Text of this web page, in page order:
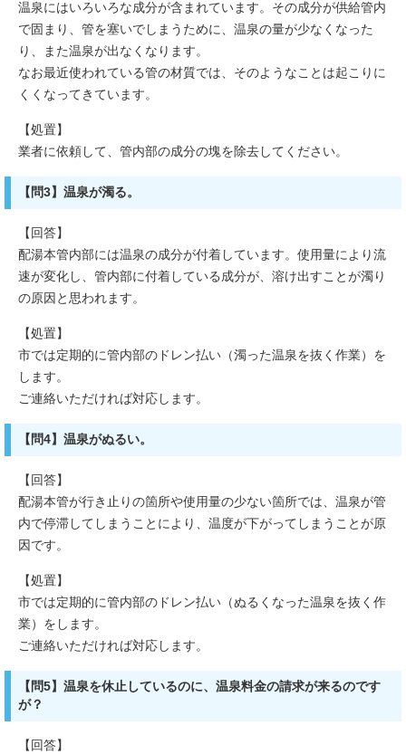
温泉にはいろいろな成分が含まれています。その成分が供給管内
で固まり、管を塞いでしまうために、温泉の量が少なくなった
り、また温泉が出なくなります。
なお最近使われている管の材質では、そのようなことは起こりに
くくなってきています。
【処置】
業者に依頼して、管内部の成分の塊を除去してください。
【問3】温泉が濁る。
【回答】
配湯本管内部には温泉の成分が付着しています。使用量により流
速が変化し、管内部に付着している成分が、溶け出すことが濁り
の原因と思われます。
【処置】
市では定期的に管内部のドレン払い（濁った温泉を抜く作業）を
します。
ご連絡いただければ対応します。
【問4】温泉がぬるい。
【回答】
配湯本管が行き止りの箇所や使用量の少ない箇所では、温泉が管
内で停滞してしまうことにより、温度が下がってしまうことが原
因です。
【処置】
市では定期的に管内部のドレン払い（ぬるくなった温泉を抜く作
業）をします。
ご連絡いただければ対応します。
【問5】温泉を休止しているのに、温泉料金の請求が来るのです
が？
【回答】